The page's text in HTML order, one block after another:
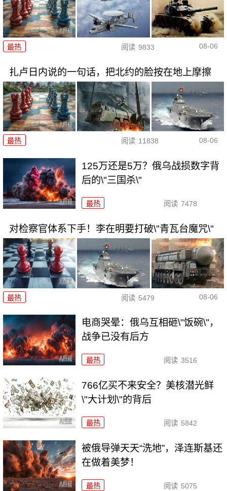
最热 阅读 9833 08-06
扎卢日内说的一句话，把北约的脸按在地上摩擦
最热 阅读 11838 08-06
125万还是5万？俄乌战损数字背
后的\"三国杀\"
最热 阅读 7478
对检察官体系下手！李在明要打破\"青瓦台魔咒\"
最热 阅读 5479 08-06
电商哭晕：俄乌互相砸\"饭碗\"，
战争已没有后方
最热 阅读 3516
766亿买不来安全？美核潜光鲜
\"大计划\"的背后
最热 阅读 5842
被俄导弹天天“洗地”，泽连斯基还
在做着美梦！
最热 阅读 5075